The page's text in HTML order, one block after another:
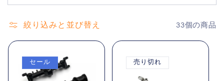
絞り込みと並び替え 33個の商品
セール 売り切れ